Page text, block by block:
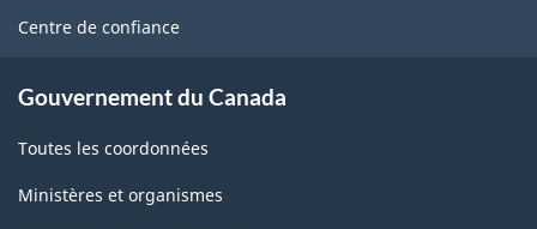
site
Centre de confiance
Gouvernement du Canada
Toutes les coordonnées
Ministères et organismes